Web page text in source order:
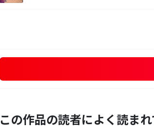
この作品の読者によく読ま